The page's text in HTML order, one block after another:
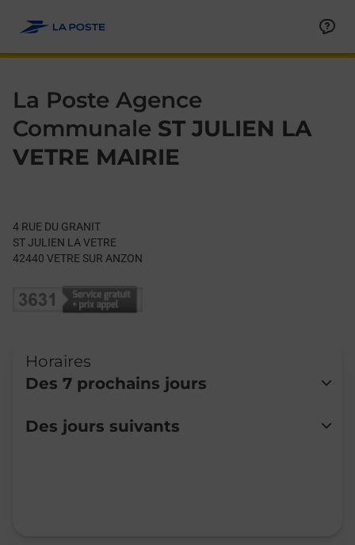
La Poste Agence
Communale ST JULIEN LA
VETRE MAIRIE
4 RUE DU GRANIT
ST JULIEN LA VETRE
42440 VETRE SUR ANZON
Horaires
Des 7 prochains jours
Lundi
Fermé
Des jours suivants